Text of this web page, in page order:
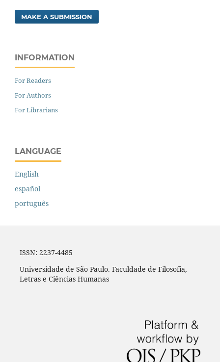
MAKE A SUBMISSION
INFORMATION
For Readers
For Authors
For Librarians
LANGUAGE
English
español
português
ISSN: 2237-4485
Universidade de São Paulo. Faculdade de Filosofia,
Letras e Ciências Humanas